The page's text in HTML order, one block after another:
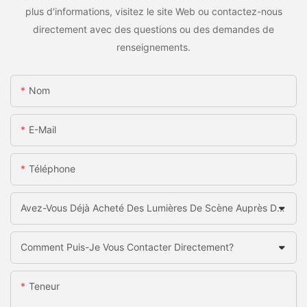
plus d'informations, visitez le site Web ou contactez-nous
directement avec des questions ou des demandes de
renseignements.
Nom
E-Mail
Téléphone
Avez-Vous Déjà Acheté Des Lumières De Scène Auprès De La Chine?
Comment Puis-Je Vous Contacter Directement?
Teneur